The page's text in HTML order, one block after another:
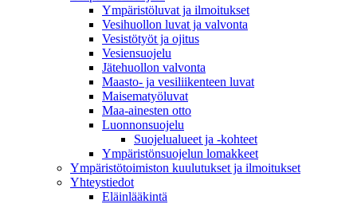
Ympäristöluvat ja ilmoitukset
Vesihuollon luvat ja valvonta
Vesistötyöt ja ojitus
Vesiensuojelu
Jätehuollon valvonta
Maasto- ja vesiliikenteen luvat
Maisematyöluvat
Maa-ainesten otto
Luonnonsuojelu
Suojelualueet ja -kohteet
Ympäristönsuojelun lomakkeet
Ympäristötoimiston kuulutukset ja ilmoitukset
Yhteystiedot
Eläinlääkintä